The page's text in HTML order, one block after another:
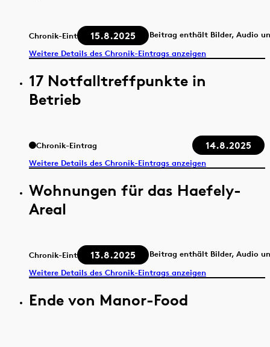
Chronik-Eintrag 15.8.2025
Beitrag enthält Bilder, Audio
Weitere Details des Chronik-Eintrags anzeigen
17 Notfalltreffpunkte in
Betrieb
Chronik-Eintrag 14.8.2025
Weitere Details des Chronik-Eintrags anzeigen
Wohnungen für das Haefely-
Areal
Chronik-Eintrag 13.8.2025
Beitrag enthält Bilder, Audio
Weitere Details des Chronik-Eintrags anzeigen
Ende von Manor-Food